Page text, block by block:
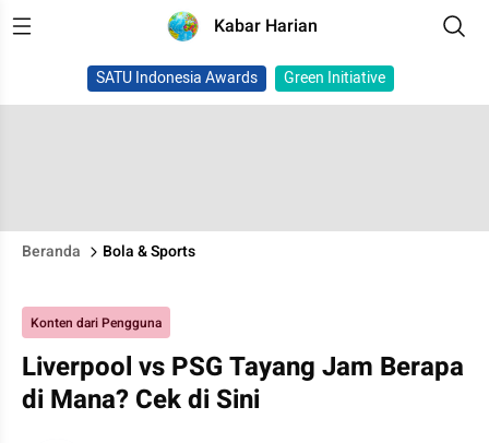
Kabar Harian
SATU Indonesia Awards Green Initiative
Beranda Bola & Sports
Konten dari Pengguna
Liverpool vs PSG Tayang Jam Berapa
di Mana? Cek di Sini